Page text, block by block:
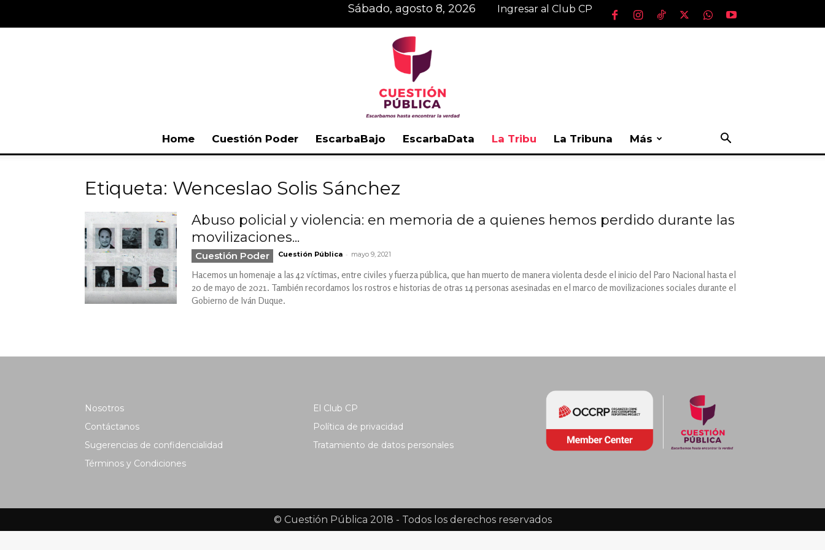
sábado, agosto 8, 2026 Ingresar al Club CP
Home Cuestión Poder EscarbaBajo EscarbaData La Tribu La Tribuna Más
Etiqueta: Wenceslao Solis Sánchez
Abuso policial y violencia: en memoria de a quienes hemos perdido durante las
movilizaciones...
Cuestión Poder Cuestión Pública - mayo 9, 2021
Hacemos un homenaje a las 42 víctimas, entre civiles y fuerza pública, que han muerto de manera violenta desde el inicio del Paro Nacional hasta el
20 de mayo de 2021. También recordamos los rostros e historias de otras 14 personas asesinadas en el marco de movilizaciones sociales durante el
Gobierno de Iván Duque.
Nosotros
Contáctanos
Sugerencias de confidencialidad
Términos y Condiciones
El Club CP
Política de privacidad
Tratamiento de datos personales
© Cuestión Pública 2018 - Todos los derechos reservados